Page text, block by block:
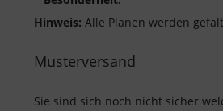
Hinweis: Alle Planen werden
Musterversand
Sie sind sich noch nicht sicher